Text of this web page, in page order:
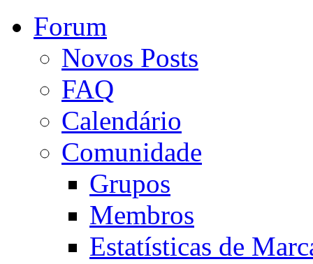
Forum
Novos Posts
FAQ
Calendário
Comunidade
Grupos
Membros
Estatísticas de